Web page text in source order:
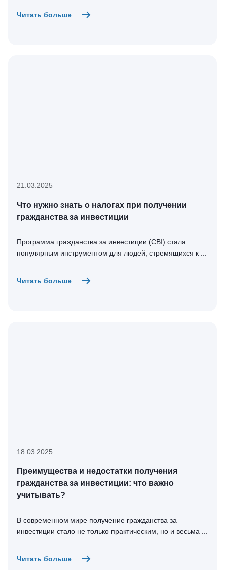
Читать больше
21.03.2025
Что нужно знать о налогах при получении
гражданства за инвестиции
Программа гражданства за инвестиции (CBI) стала
популярным инструментом для людей, стремящихся к ...
Читать больше
18.03.2025
Преимущества и недостатки получения
гражданства за инвестиции: что важно
учитывать?
В современном мире получение гражданства за
инвестиции стало не только практическим, но и весьма ...
Читать больше